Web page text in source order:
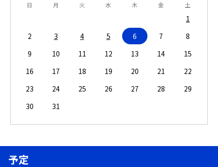
日 月 火 水 木 金 土
1
2
3 4 5 6 7
8
9
10 11 12 13 14
15
16
17 18 19 20 21
22
23
24 25 26 27 28
29
30
31
予定